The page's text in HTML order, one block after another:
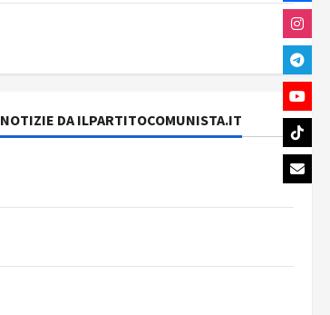
NOTIZIE DA ILPARTITOCOMUNISTA.IT